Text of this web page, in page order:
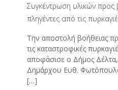
Συγκέντρωση υλικών προς
πληγέντες από τις
Την αποστολή βοήθειας
τις καταστροφικές
αποφάσισε ο Δήμος
Δημάρχου Ευθ.
[…]